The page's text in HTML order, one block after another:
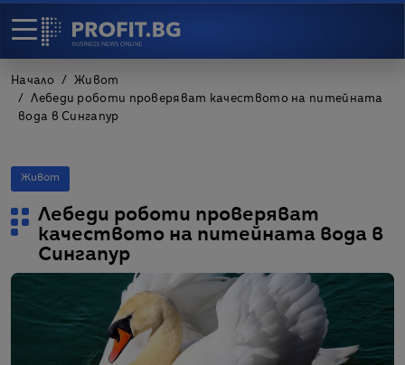
Начало
Живот
Лебеди роботи проверяват качеството на питейната
вода в Сингапур
Живот
Лебеди роботи проверяват
качеството на питейната вода в
Сингапур